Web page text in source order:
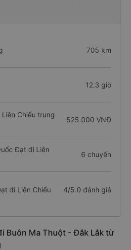
705 km
12.3 giờ
Chiểu trung
525.000 VNĐ
Đạt đi Liên
6 chuyến
đi Liên Chiểu 4/5.0 đánh giá
Buôn Ma Thuột - Đắk Lắk từ